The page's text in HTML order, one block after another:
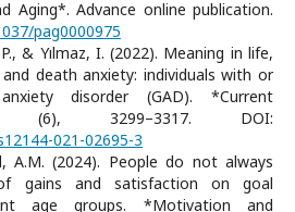
Aging*. Advance online publication.
pag0000975
& Yılmaz, I. (2022). Meaning in life,
death anxiety: individuals with or
disorder (GAD). *Current
(6), 3299–3317. DOI:
021-02695-3
A.M. (2024). People do not always
gains and satisfaction on goal
age groups. *Motivation and